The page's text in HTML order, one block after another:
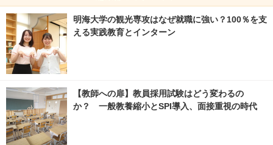
明海大学の観光専攻はなぜ就職に強い？100％を支
える実践教育とインターン
【教師への扉】教員採用試験はどう変わるの
か？ 一般教養縮小とSPI導入、面接重視の時代